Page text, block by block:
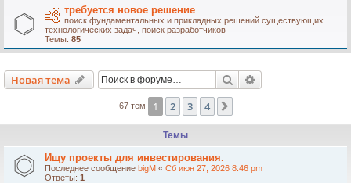
требуется новое решение
поиск фундаментальных и прикладных решений существующих
технологических задач, поиск разработчиков
Темы: 85
Новая тема Поиск
67 тем 1 2 3 4
Темы
Ищу проекты для инвестирования.
Последнее сообщение bigM « Сб июн 27, 2026 8:46 pm
Ответы: 1